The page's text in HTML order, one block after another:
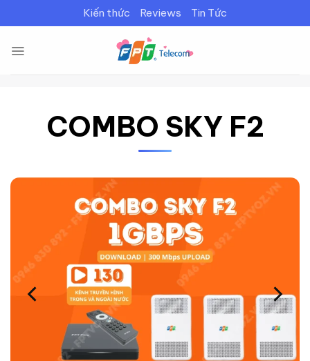
nội
Kiến thức Reviews Tin Tức
COMBO SKY F2